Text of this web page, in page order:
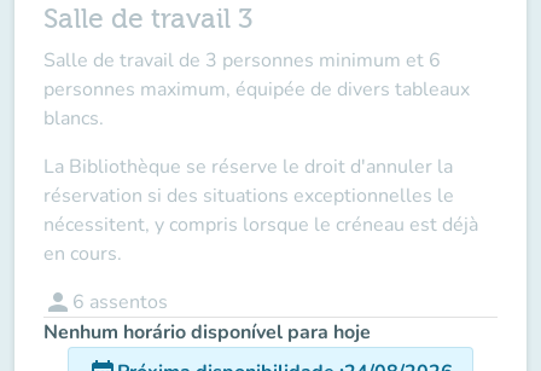
Salle de travail 3
Salle de travail de 3 personnes minimum et 6
personnes maximum, équipée de divers tableaux
blancs.
La Bibliothèque se réserve le droit d'annuler la
réservation si des situations exceptionnelles le
nécessitent, y compris lorsque le créneau est déjà
en cours.
person 6 assentos
Nenhum horário disponível para hoje